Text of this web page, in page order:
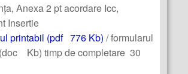
Anexa 2 pt acordare Icc,
Insertie
printabil (pdf 776 Kb) / formularul
Kb) timp de completare 30